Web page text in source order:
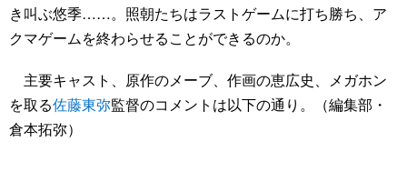
き叫ぶ悠季……。照朝たちはラストゲームに打ち勝ち、ア
クマゲームを終わらせることができるのか。
主要キャスト、原作のメーブ、作画の恵広史、メガホン
を取る佐藤東弥監督のコメントは以下の通り。（編集部・
倉本拓弥）